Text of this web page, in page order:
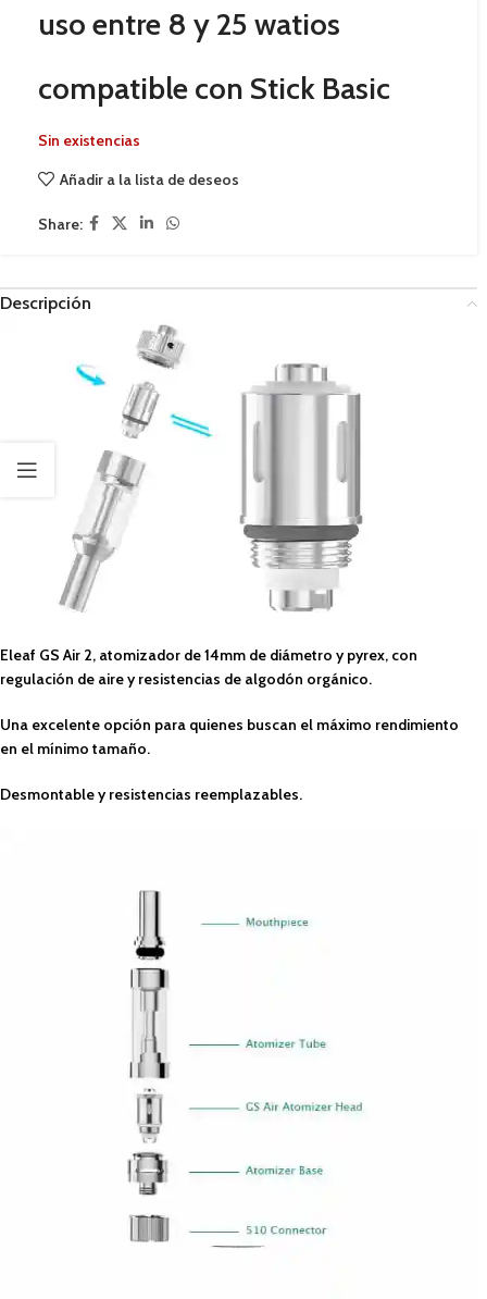
uso entre 8 y 25 watios
compatible con Stick Basic
Sin existencias
Añadir a la lista de deseos
Share:
Descripción
Eleaf GS Air 2, atomizador de 14mm de diámetro y pyrex, con
regulación de aire y resistencias de algodón orgánico.
Una excelente opción para quienes buscan el máximo rendimiento
en el mínimo tamaño.
Desmontable y resistencias reemplazables.